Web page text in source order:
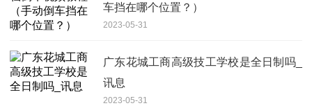
车挡在哪个位置？）
2023-05-31
广东花城工商高级技工学校是全日制吗_
讯息
2023-05-31